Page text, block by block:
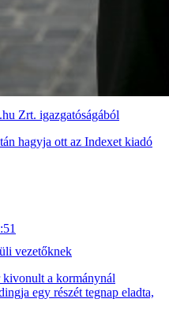
Zrt. igazgatóságából
hagyja ott az Indexet kiadó
vezetőknek
kivonult a kormánynál
egy részét tegnap eladta,